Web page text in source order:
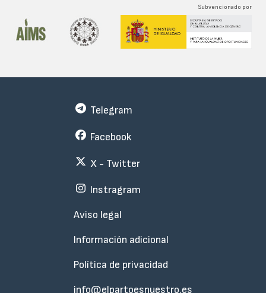
Subvencionado por
Subfooter
Telegram
Facebook
X - Twitter
Instragram
Aviso legal
Información adicional
Política de privacidad
info@elpartoesnuestro.es